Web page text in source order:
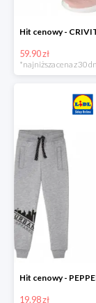
59.90 zł
19.98 zł